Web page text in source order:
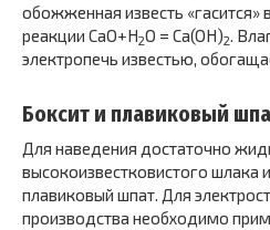
обожженная известь «гасится»
реакции CaO+H2O = Ca(OH)2.
электропечь известью,
Боксит и плавиковый
Для наведения достаточно
высокоизвестковистого шлака
плавиковый шпат. Для
производства необходимо